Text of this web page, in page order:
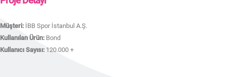
Müşteri: İBB Spor İstanbul A.Ş.
Kullanılan Ürün: Bond
Kullanıcı Sayısı: 120.000 +